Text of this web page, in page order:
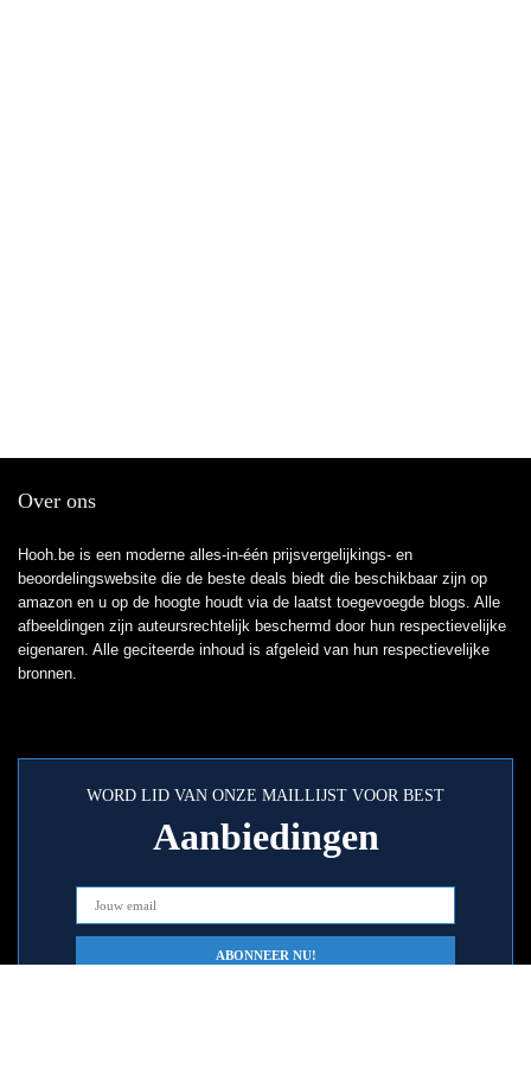
Over ons
Hooh.be is een moderne alles-in-één prijsvergelijkings- en
beoordelingswebsite die de beste deals biedt die beschikbaar zijn op
amazon en u op de hoogte houdt via de laatst toegevoegde blogs. Alle
afbeeldingen zijn auteursrechtelijk beschermd door hun respectievelijke
eigenaren. Alle geciteerde inhoud is afgeleid van hun respectievelijke
bronnen.
WORD LID VAN ONZE MAILLIJST VOOR BEST
Aanbiedingen